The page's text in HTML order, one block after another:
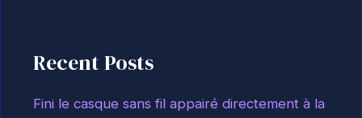
Recent Posts
Fini le casque sans fil appairé directement à la